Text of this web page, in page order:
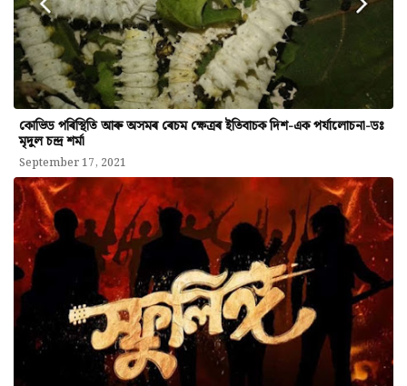
কোভিড পৰিস্থিতি আৰু অসমৰ ৰেচম ক্ষেত্ৰৰ ইতিবাচক দিশ-এক পৰ্যালোচনা-ডঃ
মৃদুল চন্দ্ৰ শৰ্মা
September 17, 2021